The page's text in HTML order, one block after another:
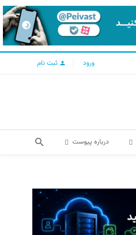
ورود ثبت نام
درباره پیوست